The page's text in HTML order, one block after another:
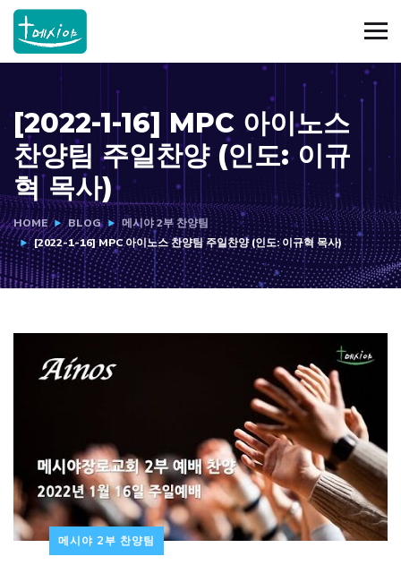
[2022-1-16] MPC 아이노스
찬양팀 주일찬양 (인도: 이규
혁 목사)
HOME BLOG
메시야 2부 찬양팀
[2022-1-16] MPC 아이노스 찬양팀 주일찬양 (인도: 이규혁 목사)
메시야 2부 찬양팀